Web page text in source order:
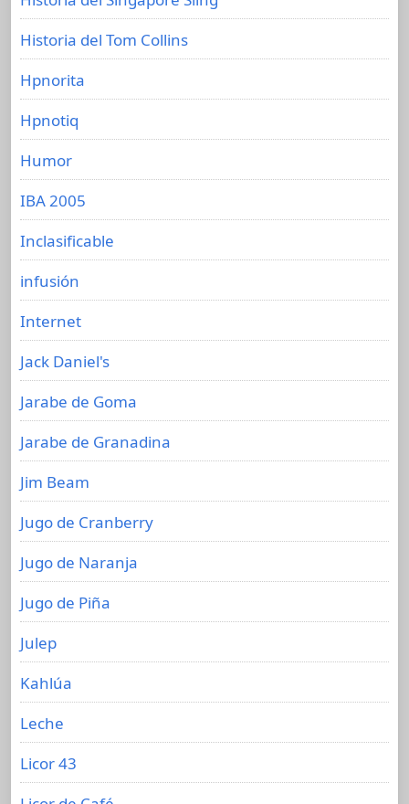
Historia del Tom Collins
Hpnorita
Hpnotiq
Humor
IBA 2005
Inclasificable
infusión
Internet
Jack Daniel's
Jarabe de Goma
Jarabe de Granadina
Jim Beam
Jugo de Cranberry
Jugo de Naranja
Jugo de Piña
Julep
Kahlúa
Leche
Licor 43